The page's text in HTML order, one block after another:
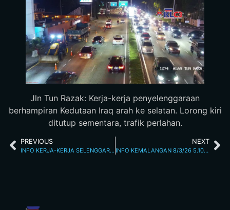
Jln Tun Razak: Kerja-kerja penyelenggaraan
berhampiran Kedutaan Iraq arah ke selatan. Lorong kiri
ditutup sementara, trafik perlahan.
PREVIOUS
INFO KERJA-KERJA SELENGGARA 6/3/26 10.56PM
NEXT
INFO KEMALANGAN 8/3/26 5.10AM